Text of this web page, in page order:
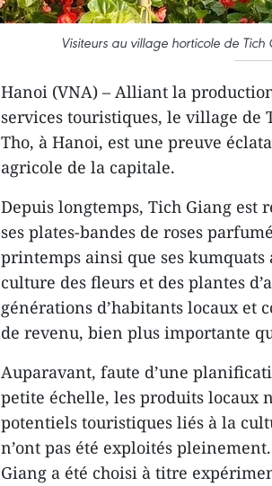
Visiteurs au village horticole de
Hanoi (VNA) – Alliant la
services touristiques, le village de
Tho, à Hanoi, est une preuve
agricole de la capitale.
Depuis longtemps, Tich Giang est
ses plates-bandes de roses
printemps ainsi que ses
culture des fleurs et des plantes
générations d’habitants locaux et
de revenu, bien plus importante
Auparavant, faute d’une
petite échelle, les produits locaux
potentiels touristiques liés à la
n’ont pas été exploités
Giang a été choisi à titre